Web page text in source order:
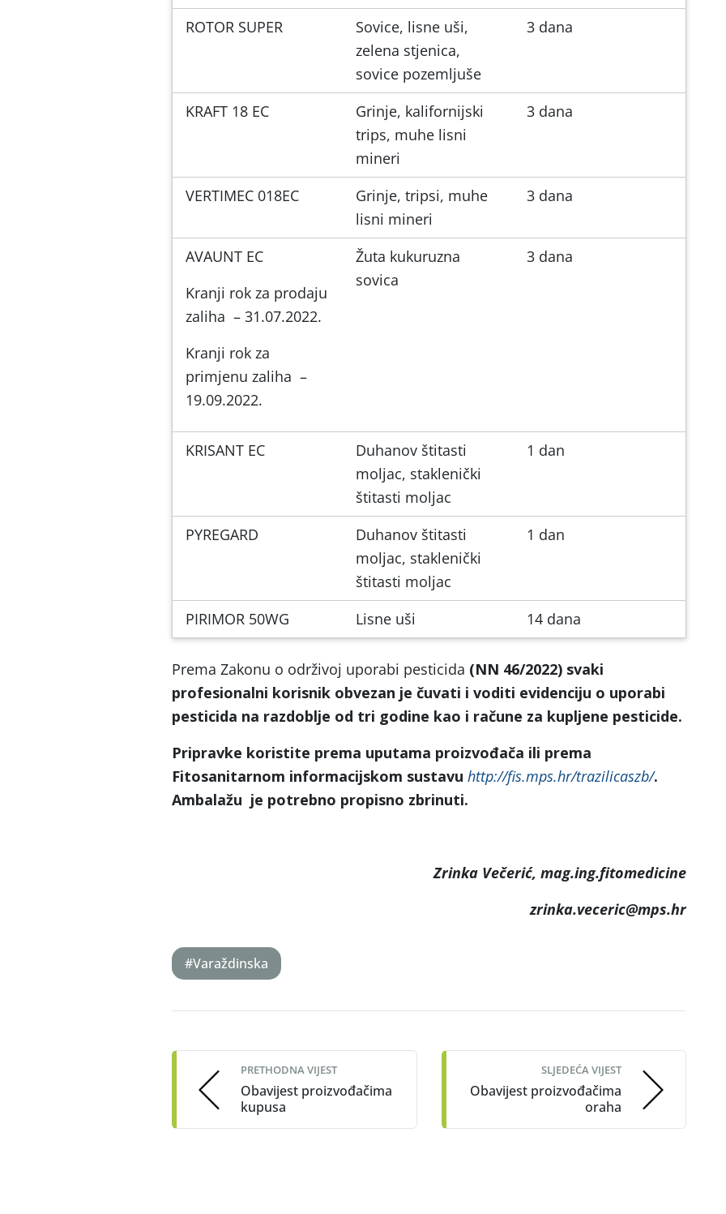
ROTOR SUPER
Sovice, lisne uši,
zelena stjenica,
sovice pozemljuše
3 dana
KRAFT 18 EC
Grinje, kalifornijski
trips, muhe lisni
mineri
3 dana
VERTIMEC 018EC
Grinje, tripsi, muhe
lisni mineri
3 dana
AVAUNT EC
Kranji rok za prodaju
zaliha – 31.07.2022.
Kranji rok za
primjenu zaliha –
19.09.2022.
Žuta kukuruzna
sovica
3 dana
KRISANT EC
Duhanov štitasti
moljac, staklenički
štitasti moljac
1 dan
PYREGARD
Duhanov štitasti
moljac, staklenički
štitasti moljac
1 dan
PIRIMOR 50WG Lisne uši 14 dana
Prema Zakonu o održivoj uporabi pesticida (NN 46/2022) svaki
profesionalni korisnik obvezan je čuvati i voditi evidenciju o uporabi
pesticida na razdoblje od tri godine kao i račune za kupljene pesticide.
Pripravke koristite prema uputama proizvođača ili prema
Fitosanitarnom informacijskom sustavu http://fis.mps.hr/trazilicaszb/.
Ambalažu je potrebno propisno zbrinuti.
Zrinka Večerić, mag.ing.fitomedicine
zrinka.veceric@mps.hr
#Varaždinska
navigation
PRETHODNA VIJEST
Obavijest proizvođačima
kupusa
SLJEDEĆA VIJEST
Obavijest proizvođačima
oraha